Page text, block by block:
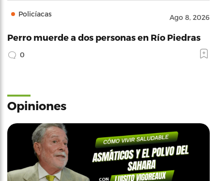
Policíacas Ago 8, 2026
Perro muerde a dos personas en Río Piedras
0
Opiniones